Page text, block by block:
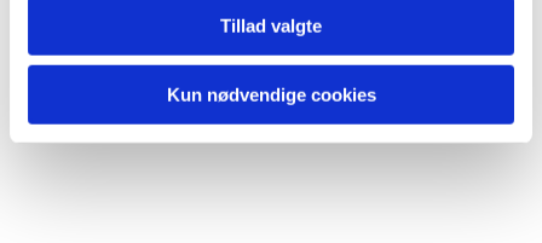
Tillad valgte
Kun nødvendige cookies